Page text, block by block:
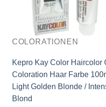
COLORATIONEN
Kepro Kay Color Haircolor
Coloration Haar Farbe
Light Golden Blonde /
Blond